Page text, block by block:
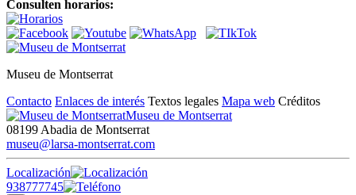
Consulten horarios:
Museu de Montserrat
Contacto Enlaces de interés Textos legales Mapa web Créditos
Museu de Montserrat
08199 Abadia de Montserrat
museu@larsa-montserrat.com
Localización
938777745